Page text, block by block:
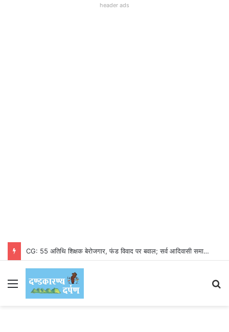
header ads
CG: 55 अतिथि शिक्षक बेरोजगार, फंड विवाद पर बवाल; सर्व आदिवासी समाज आया समर्थन में, डीईओ बोले– समीक्षा के बाद मिलेगा दोबारा मौका
Menu